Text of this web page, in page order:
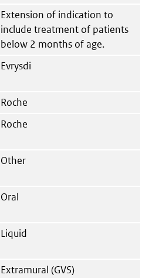
Extension of indication to
include treatment of patients
below 2 months of age.
Evrysdi
Roche
Roche
Other
Oral
Liquid
Extramural (GVS)